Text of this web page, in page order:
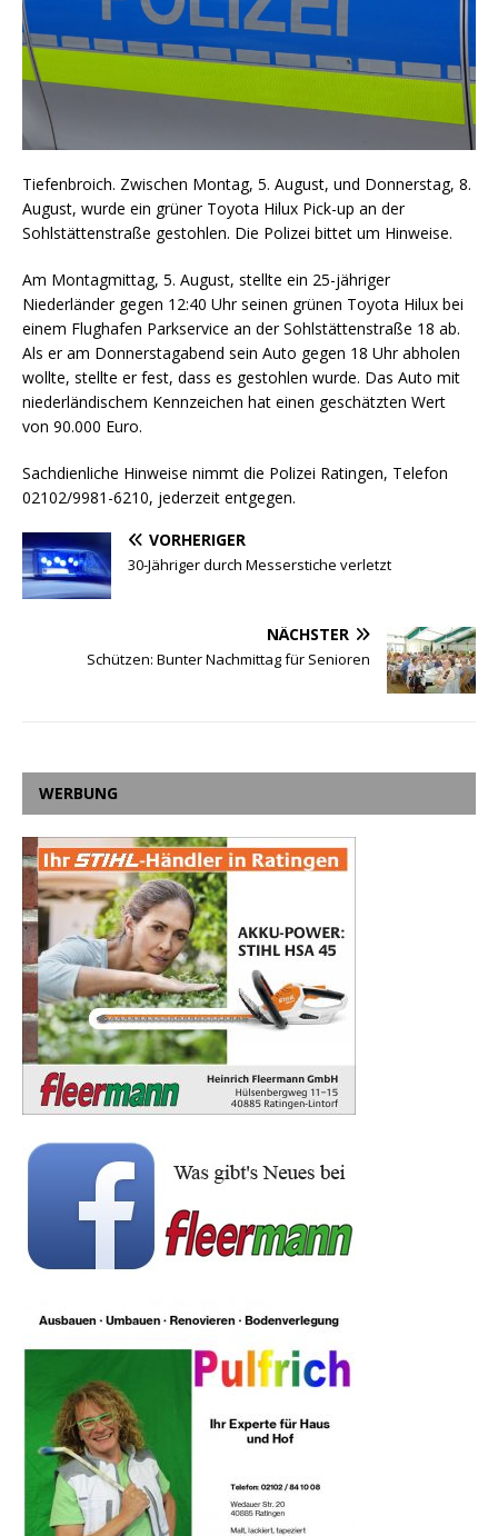
Tiefenbroich. Zwischen Montag, 5. August, und Donnerstag, 8.
August, wurde ein grüner Toyota Hilux Pick-up an der
Sohlstättenstraße gestohlen. Die Polizei bittet um Hinweise.
Am Montagmittag, 5. August, stellte ein 25-jähriger
Niederländer gegen 12:40 Uhr seinen grünen Toyota Hilux bei
einem Flughafen Parkservice an der Sohlstättenstraße 18 ab.
Als er am Donnerstagabend sein Auto gegen 18 Uhr abholen
wollte, stellte er fest, dass es gestohlen wurde. Das Auto mit
niederländischem Kennzeichen hat einen geschätzten Wert
von 90.000 Euro.
Sachdienliche Hinweise nimmt die Polizei Ratingen, Telefon
02102/9981-6210, jederzeit entgegen.
VORHERIGER
30-Jähriger durch Messerstiche verletzt
NÄCHSTER
Schützen: Bunter Nachmittag für Senioren
WERBUNG